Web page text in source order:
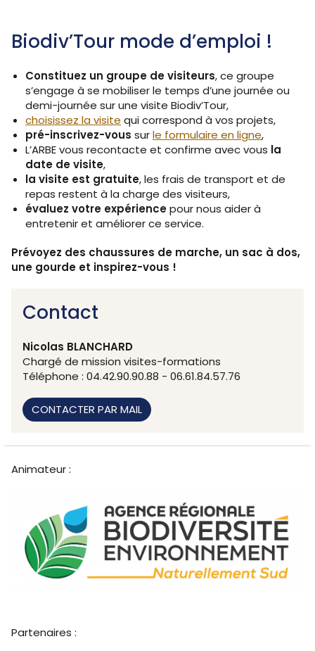
Biodiv’Tour mode d’emploi !
Constituez un groupe de visiteurs, ce groupe
s’engage à se mobiliser le temps d’une journée ou
demi-journée sur une visite Biodiv’Tour,
choisissez la visite qui correspond à vos projets,
pré-inscrivez-vous surle formulaire en ligne,
L’ARBE vous recontacte et confirme avec vous la
date de visite,
la visite est gratuite, les frais de transport et de
repas restent à la charge des visiteurs,
évaluez votre expériencepour nous aider à
entretenir et améliorer ce service.
Prévoyez des chaussures de marche, un sac à dos,
une gourde et inspirez-vous !
Contact
Nicolas BLANCHARD
Chargé de mission visites-formations
Téléphone : 04.42.90.90.88 - 06.61.84.57.76
CONTACTER PAR MAIL
Animateur :
Partenaires :